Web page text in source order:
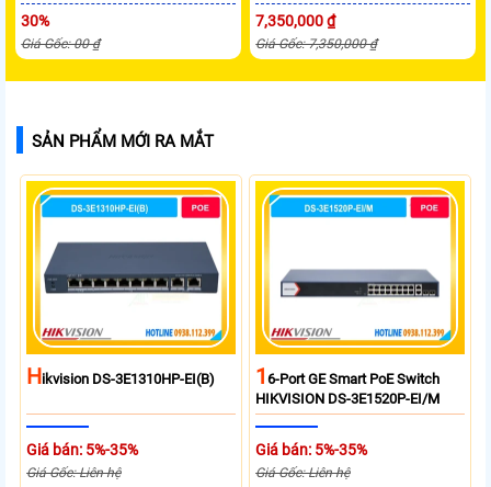
30%
Giá Gốc: 00 ₫
7,350,000 ₫
Giá Gốc: 7,350,000 ₫
SẢN PHẨM MỚI RA MẮT
HIkvision DS-3E1310HP-EI(B)
Giá bán: 5%-35%
Giá Gốc: Liên hệ
16-Port GE Smart PoE Switch
HIKVISION DS-3E1520P-EI/M
Giá bán: 5%-35%
Giá Gốc: Liên hệ